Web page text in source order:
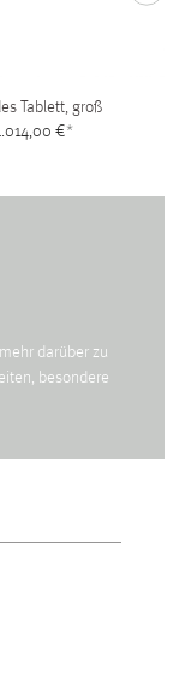
Tablett, groß
€*
darüber zu
besondere